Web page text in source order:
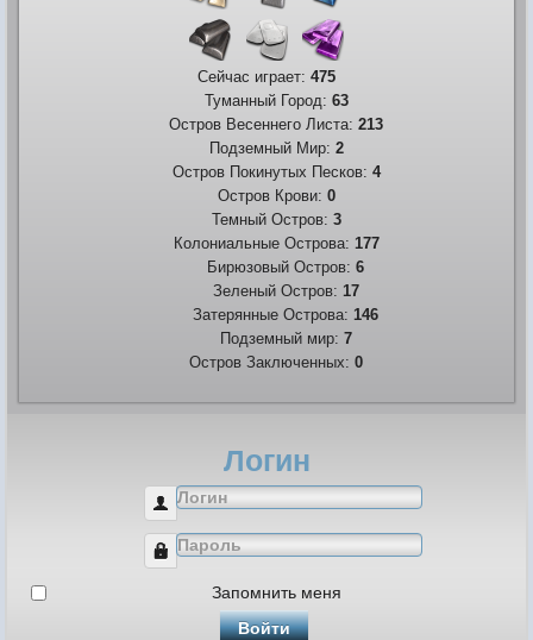
Сейчас играет: 475
Туманный Город: 63
Остров Весеннего Листа: 213
Подземный Мир: 2
Остров Покинутых Песков: 4
Остров Крови: 0
Темный Остров: 3
Колониальные Острова: 177
Бирюзовый Остров: 6
Зеленый Остров: 17
Затерянные Острова: 146
Подземный мир: 7
Остров Заключенных: 0
Логин
Запомнить меня
Войти